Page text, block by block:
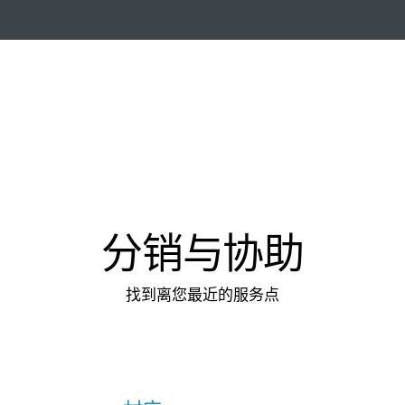
分销与协助
找到离您最近的服务点